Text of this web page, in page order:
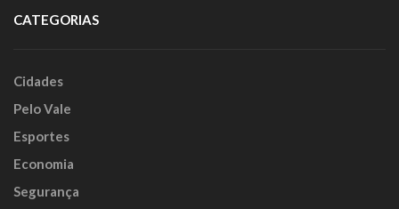
CATEGORIAS
Cidades
Pelo Vale
Esportes
Economia
Segurança